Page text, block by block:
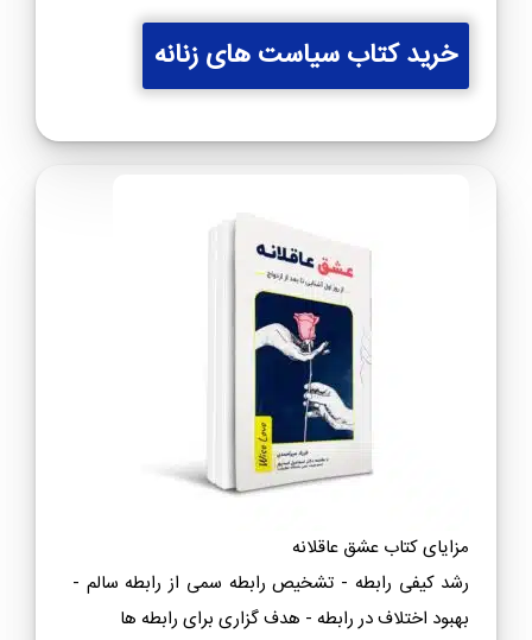
خرید کتاب سیاست های زنانه
مزایای کتاب عشق عاقلانه
رشد کیفی رابطه - تشخیص رابطه سمی از رابطه سالم -
بهبود اختلاف در رابطه - هدف گزاری برای رابطه ها